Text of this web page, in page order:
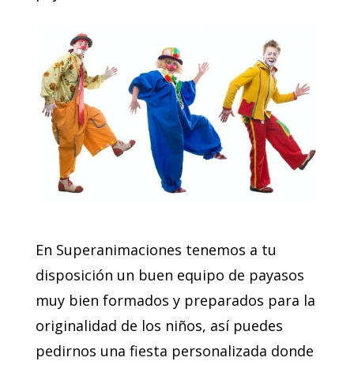
En Superanimaciones tenemos a tu
disposición un buen equipo de payasos
muy bien formados y preparados para la
originalidad de los niños, así puedes
pedirnos una fiesta personalizada donde